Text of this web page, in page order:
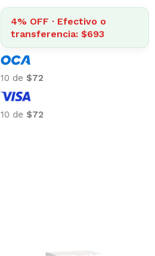
4% OFF · Efectivo o
transferencia: $693
10 de $72
10 de $72